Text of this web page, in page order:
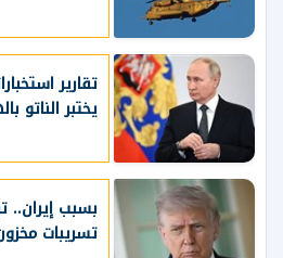
تقارير
يختبر الناتو
بسبب إيران..
تسريبات